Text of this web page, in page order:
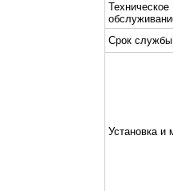
Техническое
Срок службы
Установка и